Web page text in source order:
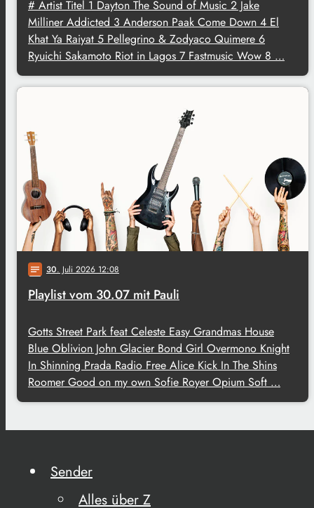
# Artist Titel 1 Dayton The Sound of Music 2 Jake
Milliner Addicted 3 Anderson Paak Come Down 4 El
Khat Ya Raiyat 5 Pellegrino & Zodyaco Quimere 6
Ryuichi Sakamoto Riot in Lagos 7 Fastmusic Wow 8 …
notes 30. Juli 2026 12:08
Playlist vom 30.07 mit Pauli
Gotts Street Park feat Celeste Easy Grandmas House
Blue Oblivion John Glacier Bond Girl Overmono Knight
In Shinning Prada Radio Free Alice Kick In The Shins
Roomer Good on my own Sofie Royer Opium Soft …
Sender
Alles über Z